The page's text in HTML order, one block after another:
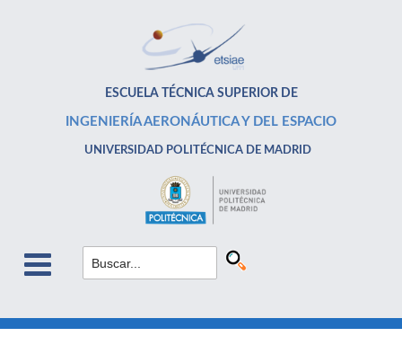
ESCUELA TÉCNICA SUPERIOR DE
INGENIERÍA AERONÁUTICA Y DEL ESPACIO
UNIVERSIDAD POLITÉCNICA DE MADRID